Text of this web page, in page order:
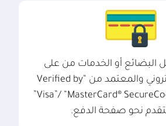
البضائع أو الخدمات من على
الموقع الإلكتروني والمعتمد من “Verified by
Visa”/ “MasterCard® SecureCode™ certified”
نحو صفحة الدفع.